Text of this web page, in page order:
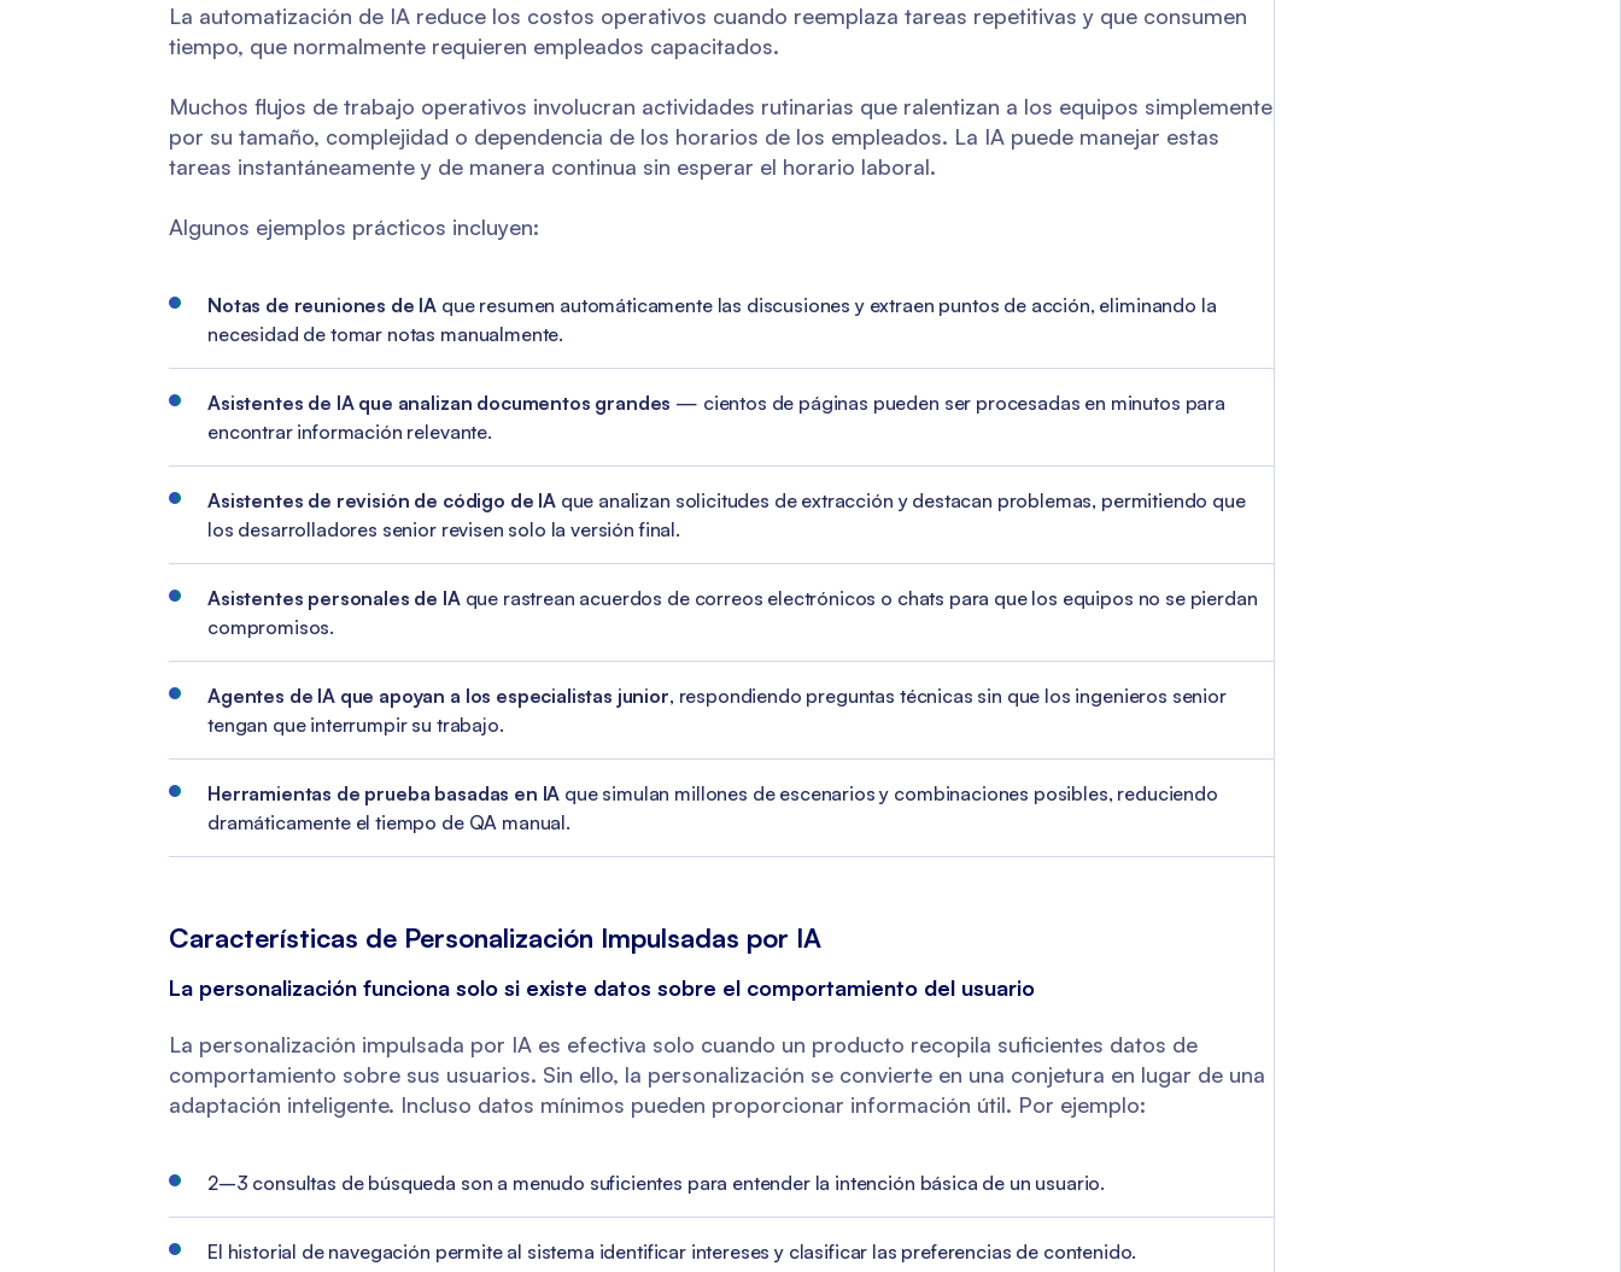
La automatización de IA reduce los costos operativos cuando reemplaza tareas repetitivas y que consumen
tiempo, que normalmente requieren empleados capacitados.
Muchos flujos de trabajo operativos involucran actividades rutinarias que ralentizan a los equipos simplemente
por su tamaño, complejidad o dependencia de los horarios de los empleados. La IA puede manejar estas
tareas instantáneamente y de manera continua sin esperar el horario laboral.
Algunos ejemplos prácticos incluyen:
Notas de reuniones de IA que resumen automáticamente las discusiones y extraen puntos de acción, eliminando la
necesidad de tomar notas manualmente.
Asistentes de IA que analizan documentos grandes — cientos de páginas pueden ser procesadas en minutos para
encontrar información relevante.
Asistentes de revisión de código de IAque analizan solicitudes de extracción y destacan problemas, permitiendo que
los desarrolladores senior revisen solo la versión final.
Asistentes personales de IAque rastrean acuerdos de correos electrónicos o chats para que los equipos no se pierdan
compromisos.
Agentes de IA que apoyan a los especialistas junior, respondiendo preguntas técnicas sin que los ingenieros senior
tengan que interrumpir su trabajo.
Herramientas de prueba basadas en IA que simulan millones de escenarios y combinaciones posibles, reduciendo
dramáticamente el tiempo de QA manual.
Características de Personalización Impulsadas por IA
La personalización funciona solo si existe datos sobre el comportamiento del usuario
La personalización impulsada por IA es efectiva solo cuando un producto recopila suficientes datos de
comportamiento sobre sus usuarios. Sin ello, la personalización se convierte en una conjetura en lugar de una
adaptación inteligente. Incluso datos mínimos pueden proporcionar información útil. Por ejemplo:
2–3 consultas de búsqueda son a menudo suficientes para entender la intención básica de un usuario.
El historial de navegación permite al sistema identificar intereses y clasificar las preferencias de contenido.